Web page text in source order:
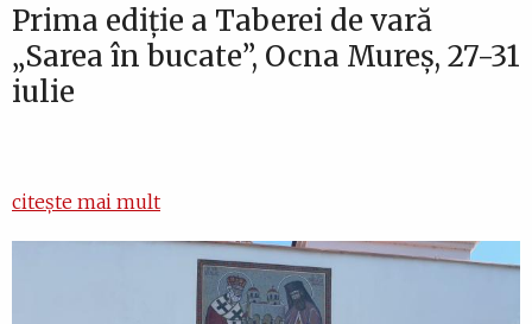
Prima ediție a Taberei de vară
„Sarea în bucate”, Ocna Mureș, 27-31
iulie
citește mai mult